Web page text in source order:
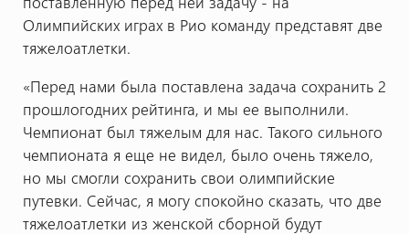
Олимпийских играх в Рио команду представят две
тяжелоатлетки.
«Перед нами была поставлена задача сохранить 2
прошлогодних рейтинга, и мы ее выполнили.
Чемпионат был тяжелым для нас. Такого сильного
чемпионата я еще не видел, было очень тяжело,
но мы смогли сохранить свои олимпийские
путевки. Сейчас, я могу спокойно сказать, что две
тяжелоатлетки из женской сборной будут